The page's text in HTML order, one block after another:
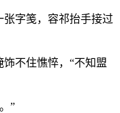
张字笺，容祁抬手接过
不住憔悴，“不知盟
”